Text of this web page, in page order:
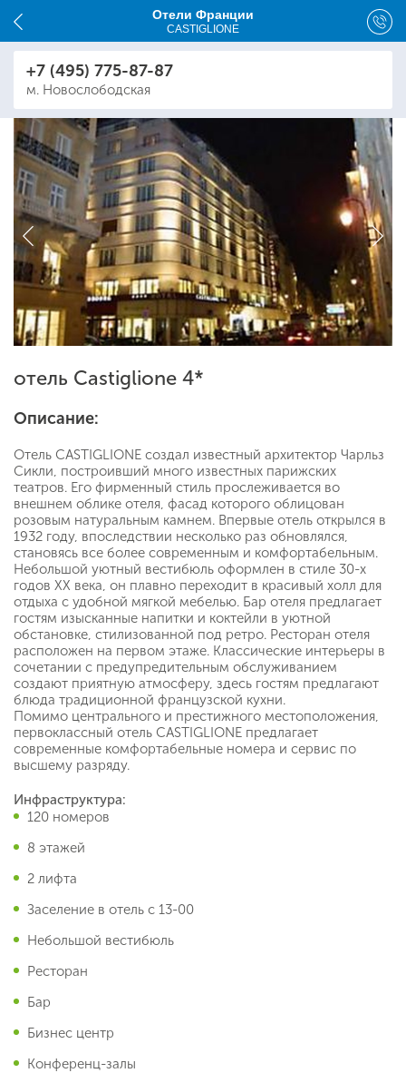
Отели Франции
CASTIGLIONE
+7 (495) 775-87-87
м. Новослободская
отель Castiglione 4*
Описание:
Отель CASTIGLIONE создал известный архитектор Чарльз
Сикли, построивший много известных парижских
театров. Его фирменный стиль прослеживается во
внешнем облике отеля, фасад которого облицован
розовым натуральным камнем. Впервые отель открылся в
1932 году, впоследствии несколько раз обновлялся,
становясь все более современным и комфортабельным.
Небольшой уютный вестибюль оформлен в стиле 30-х
годов XX века, он плавно переходит в красивый холл для
отдыха с удобной мягкой мебелью. Бар отеля предлагает
гостям изысканные напитки и коктейли в уютной
обстановке, стилизованной под ретро. Ресторан отеля
расположен на первом этаже. Классические интерьеры в
сочетании с предупредительным обслуживанием
создают приятную атмосферу, здесь гостям предлагают
блюда традиционной французской кухни.
Помимо центрального и престижного местоположения,
первоклассный отель CASTIGLIONE предлагает
современные комфортабельные номера и сервис по
высшему разряду.
Инфраструктура:
120 номеров
8 этажей
2 лифта
Заселение в отель с 13-00
Небольшой вестибюль
Ресторан
Бар
Бизнес центр
Конференц-залы